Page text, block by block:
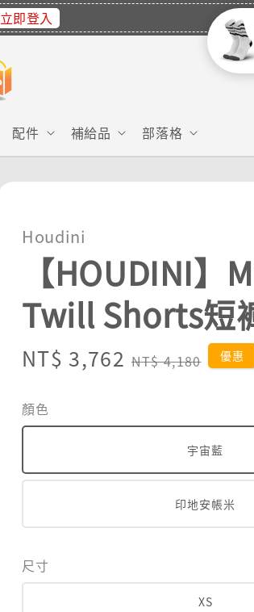
立即登入
配件 補給品 部落格
Houdini
【HOUDINI】
Twill Shorts短
Sale
NT$ 3,762 Regular
NT$ 4,180 優惠
顏色
宇宙藍
印地安帳米
尺寸
XS